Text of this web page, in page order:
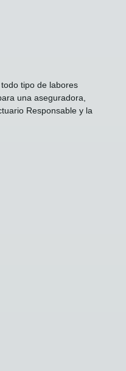
tipo de labores
una aseguradora,
Responsable y la